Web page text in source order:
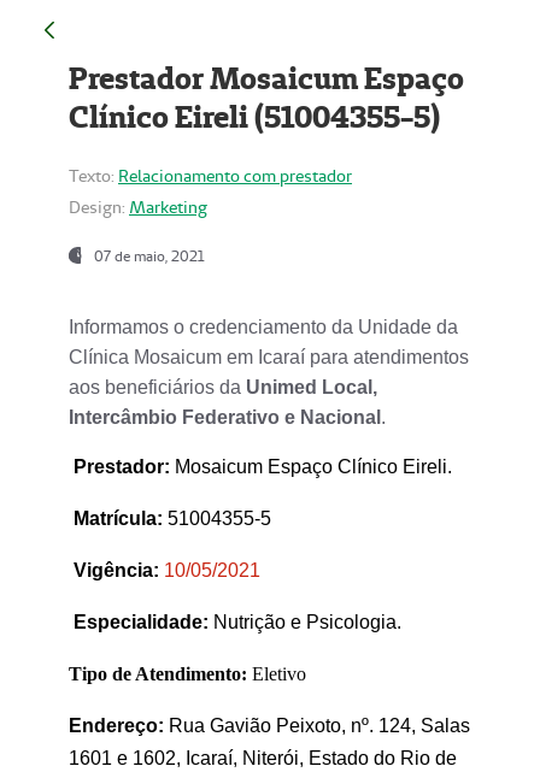
Prestador Mosaicum Espaço
Clínico Eireli (51004355-5)
Texto: Relacionamento com prestador
Design: Marketing
07 de maio, 2021
Informamos o credenciamento da Unidade da
Clínica Mosaicum em Icaraí para atendimentos
aos beneficiários da Unimed Local,
Intercâmbio Federativo e Nacional .
Prestador: Mosaicum Espaço Clínico Eireli.
Matrícula: 51004355-5
Vigência: 10/05/2021
Especialidade: Nutrição e Psicologia.
Tipo de Atendimento: Eletivo
Endereço: Rua Gavião Peixoto, nº. 124, Salas
1601 e 1602, Icaraí, Niterói, Estado do Rio de